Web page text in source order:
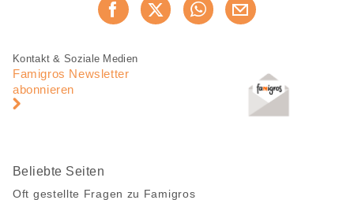
Jetzt weiterempfehlen
Fusszeile
Fusszeile
Navigation
Kontakt & Soziale Medien
Famigros Newsletter
abonnieren
Beliebte Seiten
Oft gestellte Fragen zu Famigros